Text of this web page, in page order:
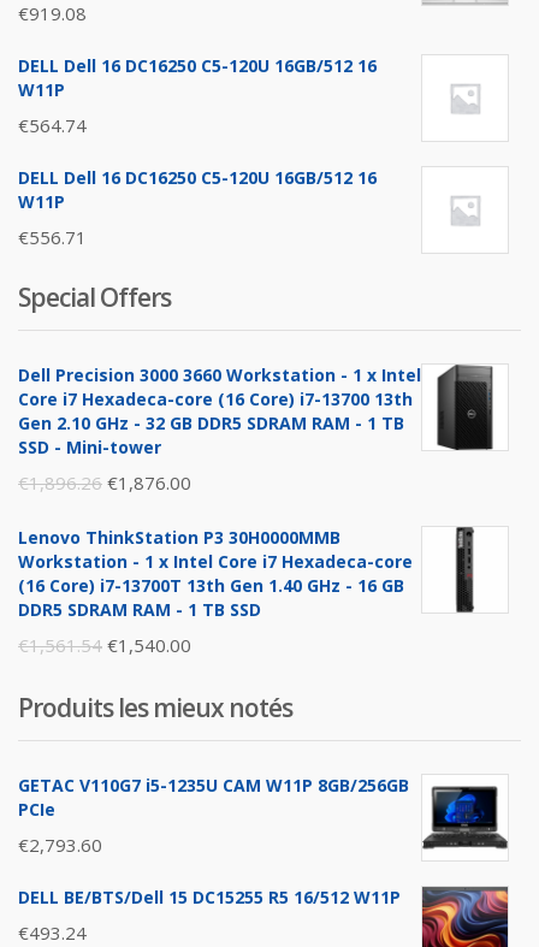
€919.08
DELL Dell 16 DC16250 C5-120U 16GB/512 16
W11P
€564.74
DELL Dell 16 DC16250 C5-120U 16GB/512 16
W11P
€556.71
Special Offers
Dell Precision 3000 3660 Workstation - 1 x Intel
Core i7 Hexadeca-core (16 Core) i7-13700 13th
Gen 2.10 GHz - 32 GB DDR5 SDRAM RAM - 1 TB
SSD - Mini-tower
€1,896.26 Original
was:
€1,896.26.
€1,876.00
is:
€1,876.00.
Lenovo ThinkStation P3 30H0000MMB
Workstation - 1 x Intel Core i7 Hexadeca-core
(16 Core) i7-13700T 13th Gen 1.40 GHz - 16 GB
DDR5 SDRAM RAM - 1 TB SSD
€1,561.54 Original
was:
€1,561.54.
€1,540.00
is:
€1,540.00.
Produits les mieux notés
GETAC V110G7 i5-1235U CAM W11P 8GB/256GB
PCIe
€2,793.60
DELL BE/BTS/Dell 15 DC15255 R5 16/512 W11P
€493.24